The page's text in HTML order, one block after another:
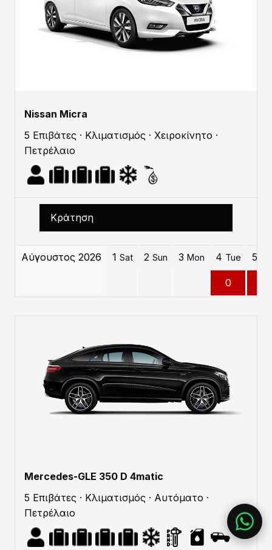
Nissan Micra
5 Επιβάτες · Κλιματισμός · Χειροκίνητο ·
Πετρέλαιο
Κράτηση
Αύγουστος 2026 1 Sat 2 Sun 3 Mon 4 Tue 5
0
Mercedes-GLE 350 D 4matic
5 Επιβάτες · Κλιματισμός · Αυτόματο ·
Πετρέλαιο